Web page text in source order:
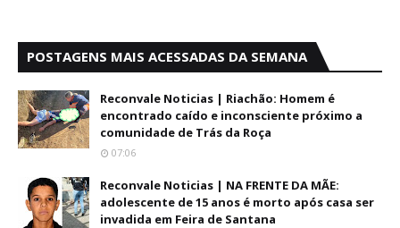
POSTAGENS MAIS ACESSADAS DA SEMANA
Reconvale Noticias | Riachão: Homem é
encontrado caído e inconsciente próximo a
comunidade de Trás da Roça
07:06
Reconvale Noticias | NA FRENTE DA MÃE:
adolescente de 15 anos é morto após casa ser
invadida em Feira de Santana